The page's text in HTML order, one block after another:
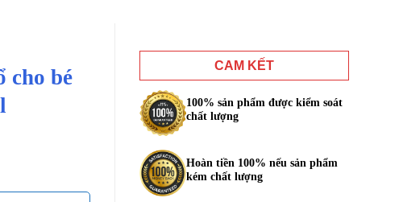
CAM KẾT
100% sản phẩm được kiểm soát
chất lượng
Hoàn tiền 100% nếu sản phẩm
kém chất lượng
cho bé